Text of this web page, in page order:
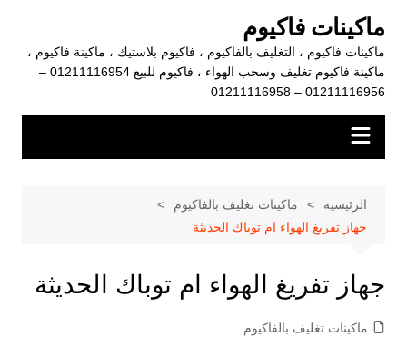
المحتوى
ماكينات فاكيوم
ماكينات فاكيوم ، التغليف بالفاكيوم ، فاكيوم بلاستيك ، ماكينة فاكيوم ،
ماكينة فاكيوم تغليف وسحب الهواء ، فاكيوم للبيع 01211116954 –
01211116956 – 01211116958
الرئيسية
ماكينات تغليف بالفاكيوم
جهاز تفريغ الهواء ام توباك الحديثة
جهاز تفريغ الهواء ام توباك الحديثة
ماكينات تغليف بالفاكيوم